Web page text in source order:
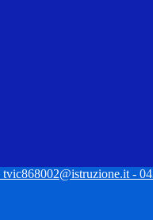
tvic868002@istruzione.it -